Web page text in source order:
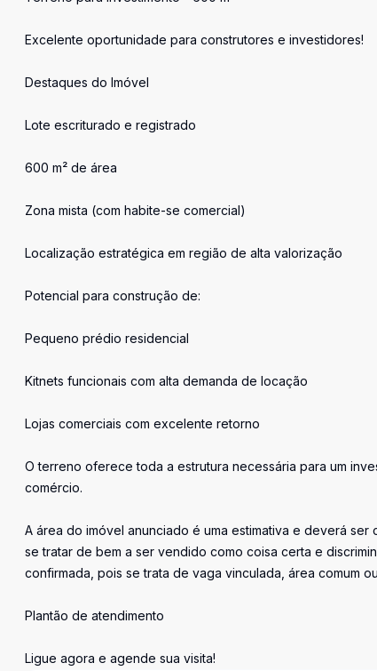
Excelente oportunidade para construtores e investidores!
Destaques do Imóvel
Lote escriturado e registrado
600 m² de área
Zona mista (com habite-se comercial)
Localização estratégica em região de alta valorização
Potencial para construção de:
Pequeno prédio residencial
Kitnets funcionais com alta demanda de locação
Lojas comerciais com excelente retorno
O terreno oferece toda a estrutura necessária para um
comércio.
A área do imóvel anunciado é uma estimativa e deverá
se tratar de bem a ser vendido como coisa certa e
confirmada, pois se trata de vaga vinculada, área comum
Plantão de atendimento
Ligue agora e agende sua visita!